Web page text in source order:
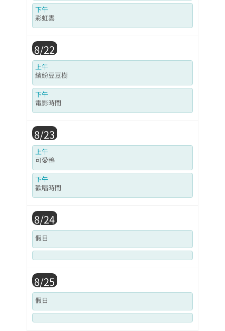
下午
彩虹雲
8/22
上午
繽紛豆豆樹
下午
電影時間
8/23
上午
可愛鴨
下午
歡唱時間
8/24
假日
8/25
假日